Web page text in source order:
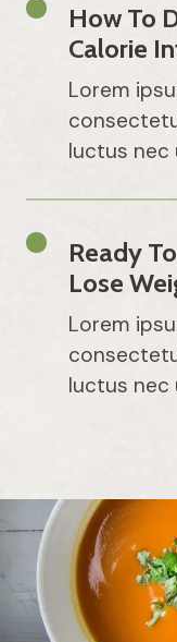
How To
Calorie
Lorem
luctus nec
Ready
Lose
Lorem
luctus nec